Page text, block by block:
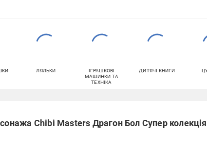
ЛЯЛЬКИ
ІГРАШКОВІ
МАШИНКИ ТА
ТЕХНІКА
ДИТЯЧІ КНИГИ
Chibi Masters Драгон Бол Супер колекція